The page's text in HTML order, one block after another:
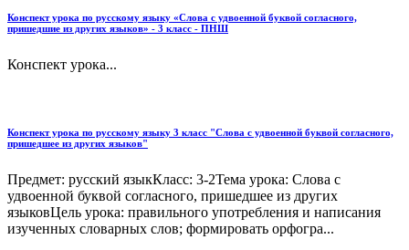
Конспект урока по русскому языку «Слова с удвоенной буквой согласного,
пришедшие из других языков» - 3 класс - ПНШ
Конспект урока...
Конспект урока по русскому языку 3 класс "Слова с удвоенной буквой согласного,
пришедшее из других языков"
Предмет: русский языкКласс: 3-2Тема урока: Слова с
удвоенной буквой согласного, пришедшее из других
языковЦель урока: правильного употребления и написания
изученных словарных слов; формировать орфогра...